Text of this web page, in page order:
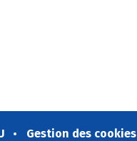
Gestion des cookies